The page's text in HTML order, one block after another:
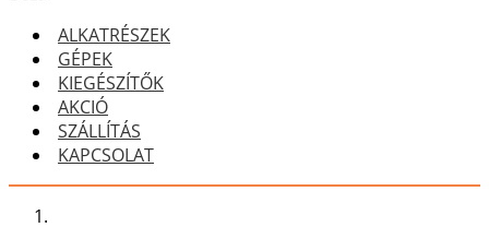
ALKATRÉSZEK
GÉPEK
KIEGÉSZÍTŐK
AKCIÓ
SZÁLLÍTÁS
KAPCSOLAT